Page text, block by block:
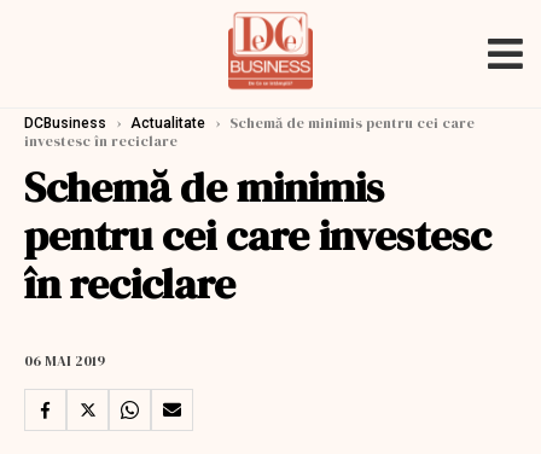
DCBusiness › Actualitate › Schemă de minimis pentru cei care
investesc în reciclare
Schemă de minimis
pentru cei care investesc
în reciclare
06 MAI 2019